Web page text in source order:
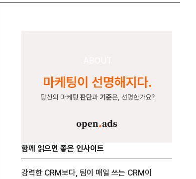
함께 읽으면 좋은 인사이트
강력한 CRM보다, 팀이 매일 쓰는 CRM이